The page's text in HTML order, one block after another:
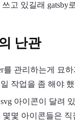
고 있길래 gatsby
난관
를 관리하는게 묘
작업을 좀 해야
아이콘이 달려
몇몇 아이콘들은 직